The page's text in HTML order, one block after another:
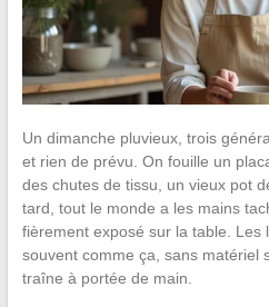
Un dimanche pluvieux, trois
et rien de prévu. On fouille un
des chutes de tissu, un vieux pot
tard, tout le monde a les mains
fièrement exposé sur la table. Les
souvent comme ça, sans matériel
traîne à portée de main.